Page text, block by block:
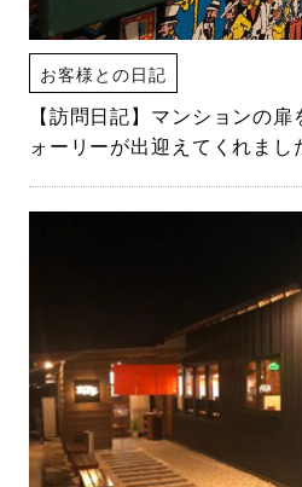
お客様との日記
【訪問日記】マンションの
ォーリーが出迎えてくれまし